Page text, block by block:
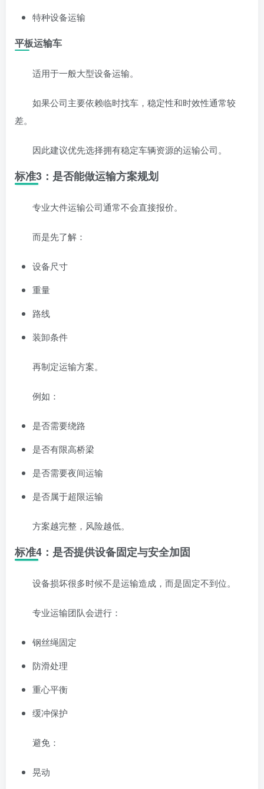
特种设备运输
平板运输车
适用于一般大型设备运输。
如果公司主要依赖临时找车，稳定性和时效性通常较
差。
因此建议优先选择拥有稳定车辆资源的运输公司。
标准3：是否能做运输方案规划
专业大件运输公司通常不会直接报价。
而是先了解：
设备尺寸
重量
路线
装卸条件
再制定运输方案。
例如：
是否需要绕路
是否有限高桥梁
是否需要夜间运输
是否属于超限运输
方案越完整，风险越低。
标准4：是否提供设备固定与安全加固
设备损坏很多时候不是运输造成，而是固定不到位。
专业运输团队会进行：
钢丝绳固定
防滑处理
重心平衡
缓冲保护
避免：
晃动